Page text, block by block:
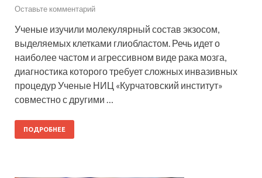
Оставьте комментарий
Ученые изучили молекулярный состав экзосом,
выделяемых клетками глиобластом. Речь идет о
наиболее частом и агрессивном виде рака мозга,
диагностика которого требует сложных инвазивных
процедур Ученые НИЦ «Курчатовский институт»
совместно с другими …
ПОДРОБНЕЕ